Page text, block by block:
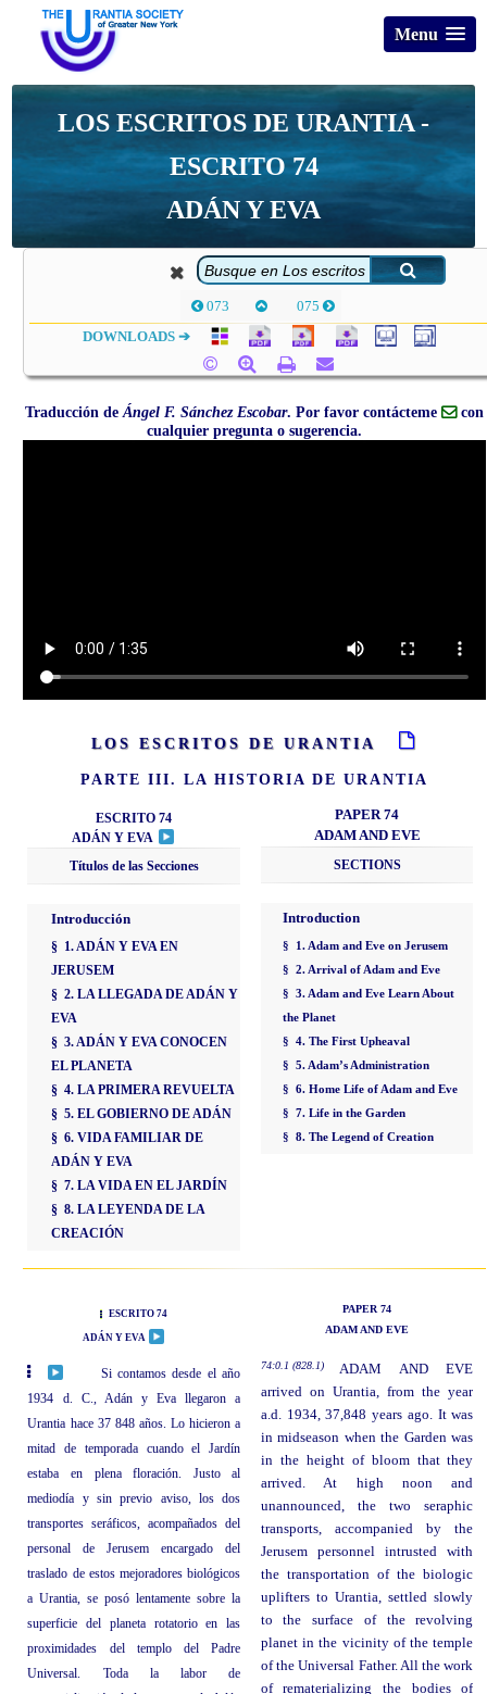
Menu
LOS ESCRITOS DE URANTIA -
ESCRITO 74
ADÁN Y EVA
073 075
DOWNLOADS ➔
Traducción deÁngel F. Sánchez Escobar. Por favor contácteme
con
cualquier pregunta o sugerencia.
LOS ESCRITOS DE URANTIA
PARTE III. LA HISTORIA DE URANTIA
ESCRITO 74
ADÁN Y EVA
Títulos de las Secciones
Introducción
§ 1. ADÁN Y EVA EN
JERUSEM
§ 2. LA LLEGADA DE ADÁN Y
EVA
§ 3. ADÁN Y EVA CONOCEN
EL PLANETA
§ 4. LA PRIMERA REVUELTA
§ 5. EL GOBIERNO DE ADÁN
§ 6. VIDA FAMILIAR DE
ADÁN Y EVA
§ 7. LA VIDA EN EL JARDÍN
§ 8. LA LEYENDA DE LA
CREACIÓN
PAPER 74
ADAM AND EVE
SECTIONS
Introduction
§ 1. Adam and Eve on Jerusem
§ 2. Arrival of Adam and Eve
§ 3. Adam and Eve Learn About
the Planet
§ 4. The First Upheaval
§ 5. Adam’s Administration
§ 6. Home Life of Adam and Eve
§ 7. Life in the Garden
§ 8. The Legend of Creation
ESCRITO 74
ADÁN Y EVA
PAPER 74
ADAM AND EVE
Si contamos desde el año
1934 d. C., Adán y Eva llegaron a
Urantia hace 37 848 años. Lo hicieron a
mitad de temporada cuando el Jardín
estaba en plena floración. Justo al
mediodía y sin previo aviso, los dos
transportes seráficos, acompañados del
personal de Jerusem encargado del
traslado de estos mejoradores biológicos
a Urantia, se posó lentamente sobre la
superficie del planeta rotatorio en las
proximidades del templo del Padre
Universal. Toda la labor de
74:0.1 (828.1)
ADAM AND EVE
arrived on Urantia, from the year
a.d. 1934, 37,848 years ago. It was
in midseason when the Garden was
in the height of bloom that they
arrived. At high noon and
unannounced, the two seraphic
transports, accompanied by the
Jerusem personnel intrusted with
the transportation of the biologic
uplifters to Urantia, settled slowly
to the surface of the revolving
planet in the vicinity of the temple
of the Universal Father. All the work
of rematerializing the bodies of